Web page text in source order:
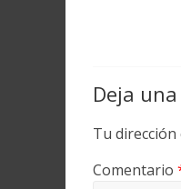
Deja
Tu
Comentario